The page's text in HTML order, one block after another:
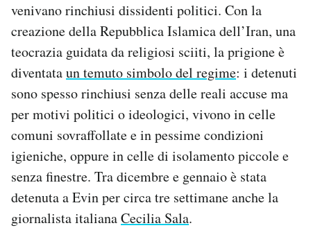
venivano rinchiusi dissidenti politici. Con la
creazione della Repubblica Islamica dell’Iran, una
teocrazia guidata da religiosi sciiti, la prigione è
diventataun temuto simbolo del regime: i detenuti
sono spesso rinchiusi senza delle reali accuse ma
per motivi politici o ideologici, vivono in celle
comuni sovraffollate e in pessime condizioni
igieniche, oppure in celle di isolamento piccole e
senza finestre. Tra dicembre e gennaio è stata
detenuta a Evin per circa tre settimane anche la
giornalista italianaCecilia Sala.